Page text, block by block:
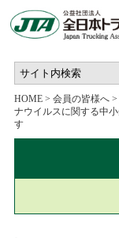
HOME> 会員の皆様へ>
ナウイルスに関する中
す